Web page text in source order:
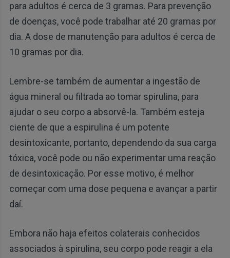
para adultos é cerca de 3 gramas. Para prevenção
de doenças, você pode trabalhar até 20 gramas por
dia. A dose de manutenção para adultos é cerca de
10 gramas por dia.
Lembre-se também de aumentar a ingestão de
água mineral ou filtrada ao tomar spirulina, para
ajudar o seu corpo a absorvê-la. Também esteja
ciente de que a espirulina é um potente
desintoxicante, portanto, dependendo da sua carga
tóxica, você pode ou não experimentar uma reação
de desintoxicação. Por esse motivo, é melhor
começar com uma dose pequena e avançar a partir
daí.
Embora não haja efeitos colaterais conhecidos
associados à spirulina, seu corpo pode reagir a ela